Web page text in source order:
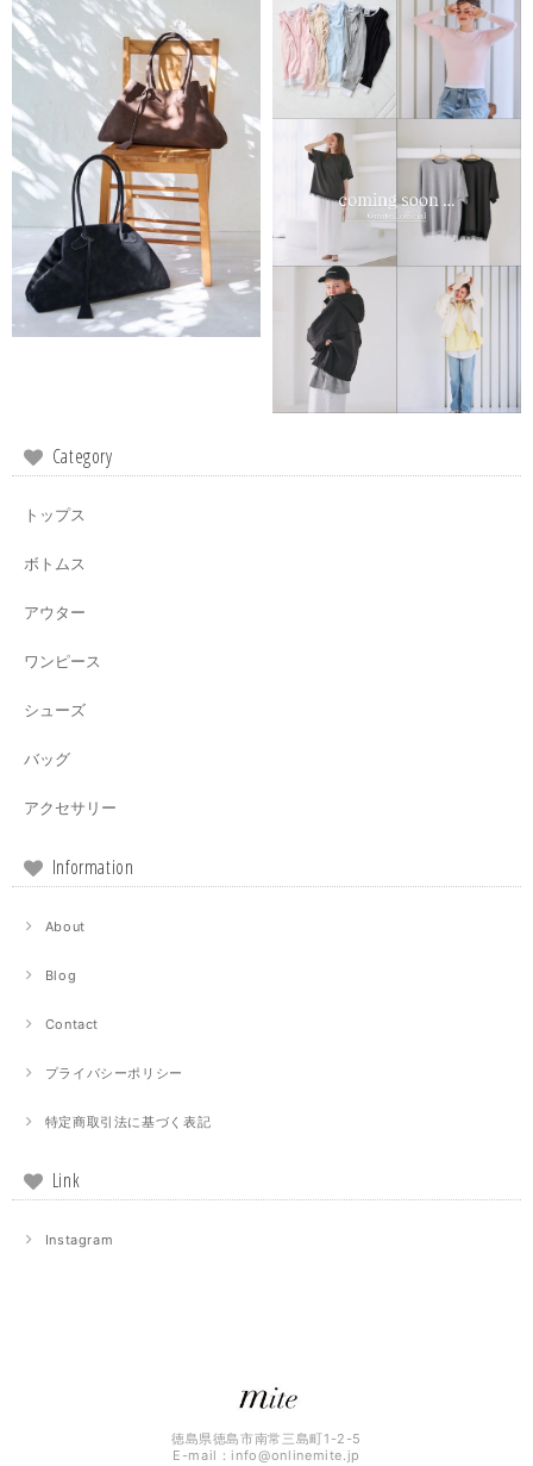
Category
トップス
ボトムス
アウター
ワンピース
シューズ
バッグ
アクセサリー
Information
About
Blog
Contact
プライバシーポリシー
特定商取引法に基づく表記
Link
Instagram
徳島県徳島市南常三島町1-2-5
E-mail： info@onlinemite.jp